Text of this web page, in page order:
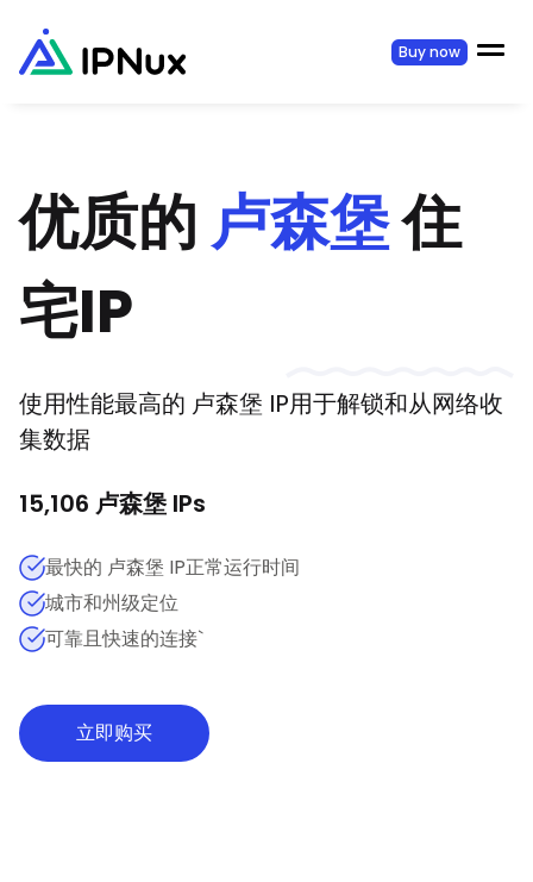
Buy now
优质的卢森堡住
宅IP
使用性能最高的 卢森堡 IP用于解锁和从网络收
集数据
15,106 卢森堡 IPs
最快的 卢森堡 IP正常运行时间
城市和州级定位
可靠且快速的连接`
立即购买